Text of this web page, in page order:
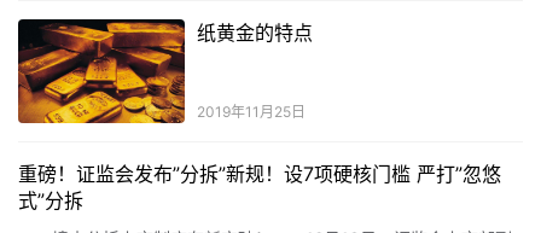
纸黄金的特点
2019年11月25日
重磅！证监会发布”分拆”新规！设7项硬核门槛 严打”忽悠
式”分拆